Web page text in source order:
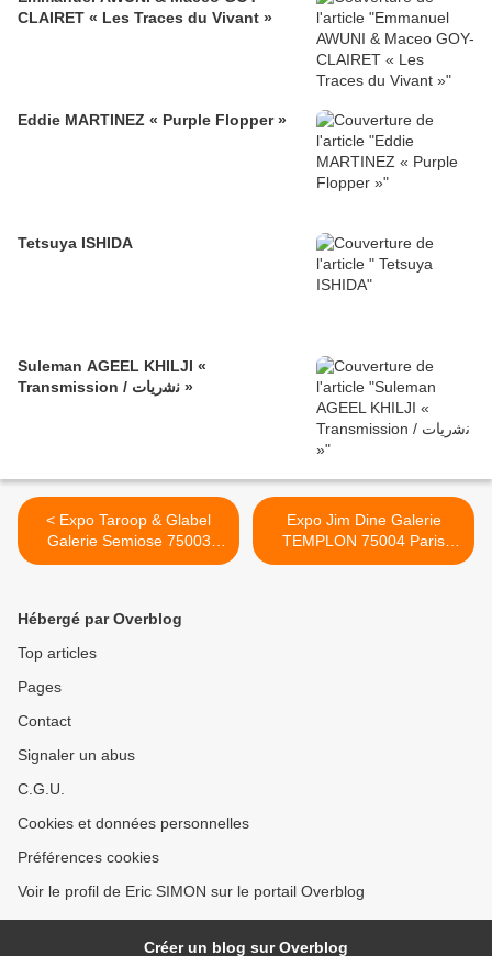
CLAIRET « Les Traces du Vivant »
Eddie MARTINEZ « Purple Flopper »
Tetsuya ISHIDA
Suleman AGEEL KHILJI «
Transmission / ﻧﺷرﯾﺎت »
< Expo Taroop & Glabel
Galerie Semiose 75003
Paris
Expo Jim Dine Galerie
TEMPLON 75004 Paris
#actuart#expoaparis#exhibi
Hébergé par Overblog
Top articles
Pages
Contact
Signaler un abus
C.G.U.
Cookies et données personnelles
Préférences cookies
Voir le profil de Eric SIMON sur le portail Overblog
Créer un blog sur Overblog